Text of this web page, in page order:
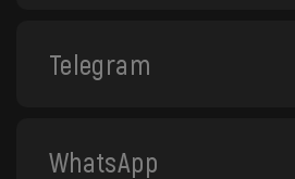
Telegram
WhatsApp